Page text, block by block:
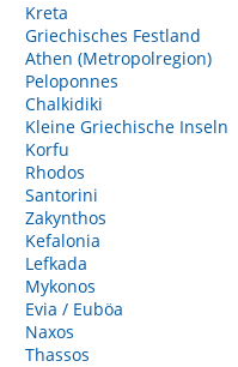
Kreta
Griechisches Festland
Athen (Metropolregion)
Peloponnes
Chalkidiki
Kleine Griechische Inseln
Korfu
Rhodos
Santorini
Zakynthos
Kefalonia
Lefkada
Mykonos
Evia / Euböa
Naxos
Thassos